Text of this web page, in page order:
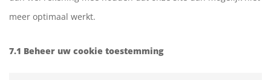
meer optimaal werkt.
7.1 Beheer uw cookie toestemming